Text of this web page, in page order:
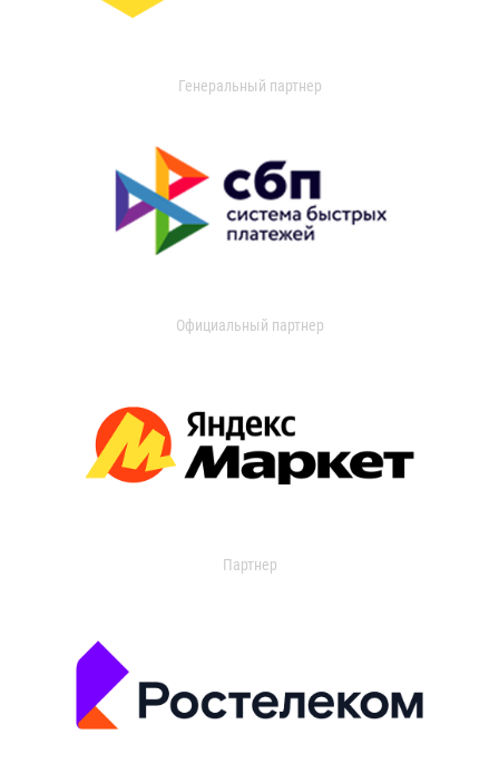
Генеральный партнер
Официальный партнер
Партнер